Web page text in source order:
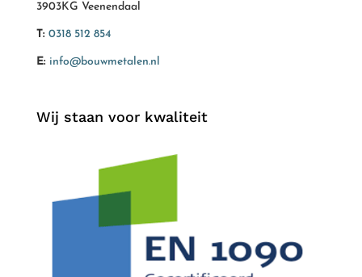
3903KG Veenendaal
T: 0318 512 854
E: info@bouwmetalen.nl
Wij staan voor kwaliteit